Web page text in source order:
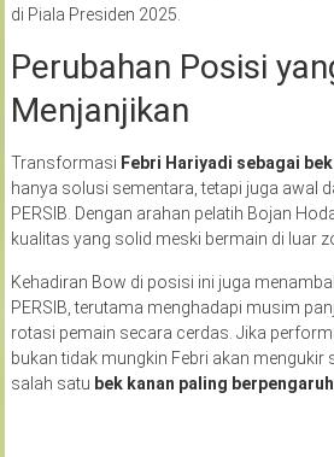
di Piala Presiden 2025.
Perubahan Posisi
Menjanjikan
Transformasi Febri Hariyadi sebagai
hanya solusi sementara, tetapi juga awal
PERSIB. Dengan arahan pelatih Bojan
kualitas yang solid meski bermain di luar
Kehadiran Bow di posisi ini juga
PERSIB, terutama menghadapi musim
rotasi pemain secara cerdas. Jika
bukan tidak mungkin Febri akan mengukir
salah satu bek kanan paling